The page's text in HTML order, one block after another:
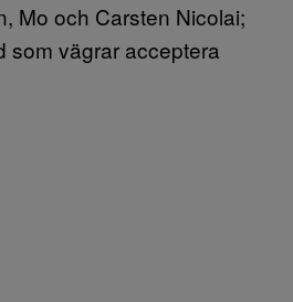
Mo och Carsten Nicolai;
som vägrar acceptera